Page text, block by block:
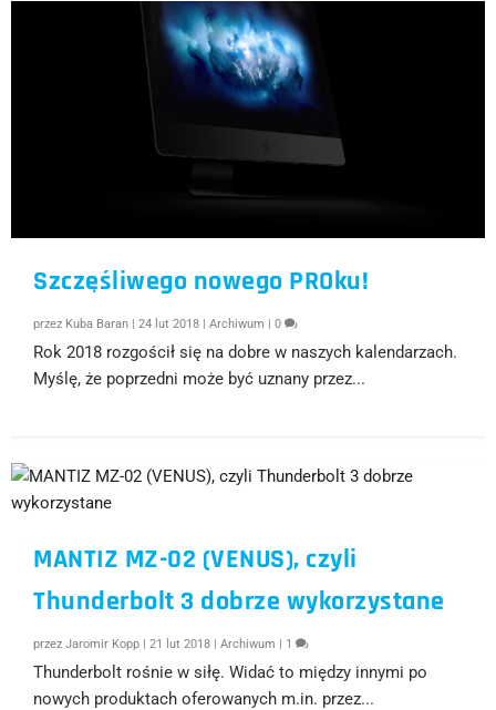
Szczęśliwego nowego PROku!
przez Kuba Baran |24 lut 2018 |Archiwum |0
Rok 2018 rozgościł się na dobre w naszych kalendarzach.
Myślę, że poprzedni może być uznany przez...
MANTIZ MZ-02 (VENUS), czyli
Thunderbolt 3 dobrze wykorzystane
przezJaromir Kopp |21 lut 2018 |Archiwum | 1
Thunderbolt rośnie w siłę. Widać to między innymi po
nowych produktach oferowanych m.in. przez...